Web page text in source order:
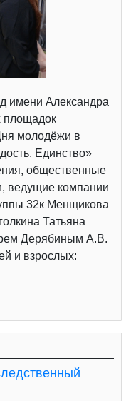
имени Александра
площадок
молодёжи в
Единство»
общественные
ведущие компании
32к Менщикова
Татьяна
Дерябиным А.В.
и взрослых: